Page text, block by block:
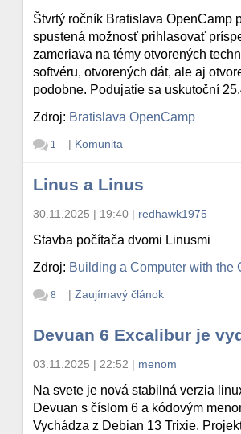
Štvrtý ročník Bratislava OpenCamp
spustená možnosť prihlasovať
zameriava na témy otvorených
softvéru, otvorených dát, ale aj
podobne. Podujatie sa uskutoční
Zdroj: Bratislava OpenCamp
1 | Komunita
Linus a Linus
30.11.2025 | 19:40 | redhawk1975
Stavba počítača dvomi Linusmi
Zdroj: Building a Computer with the
8 | Zaujímavý článok
Devuan 6 Excalibur je
03.11.2025 | 22:52 | menom
Na svete je nová stabilná verzia
Devuan s číslom 6 a kódovým
Vychádza z Debian 13 Trixie.